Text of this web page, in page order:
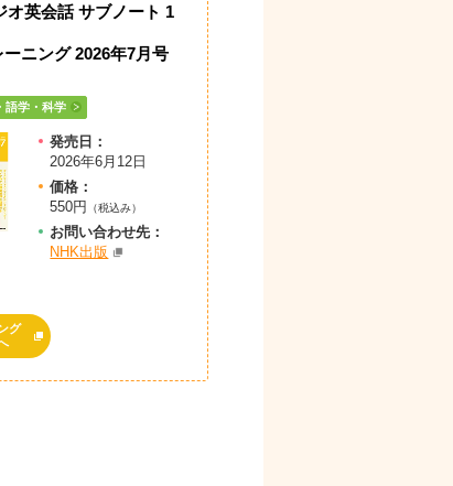
オ英会話 サブノート 1
ニング 2026年7月号
語学・科学
発売日：
2026年6月12日
価格：
550円
（税込み）
お問い合わせ先：
NHK出版
グ